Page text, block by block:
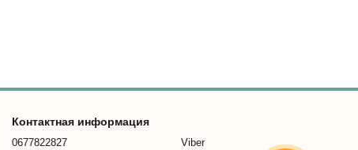
Контактная информация
0677822827
Viber